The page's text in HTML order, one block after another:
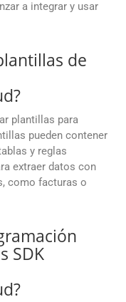
a integrar y usar
de
plantillas para
pueden contener
y reglas
extraer datos con
como facturas o
SDK